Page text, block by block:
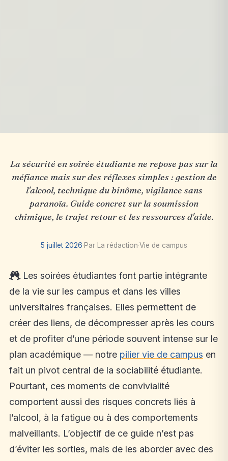
La sécurité en soirée étudiante ne repose pas sur la
méfiance mais sur des réflexes simples : gestion de
l'alcool, technique du binôme, vigilance sans
paranoïa. Guide concret sur la soumission
chimique, le trajet retour et les ressources d'aide.
5 juillet 2026·Par La rédaction·Vie de campus
Les soirées étudiantes font partie intégrante
de la vie sur les campus et dans les villes
universitaires françaises. Elles permettent de
créer des liens, de décompresser après les cours
et de profiter d’une période souvent intense sur le
plan académique — notre pilier vie de campus en
fait un pivot central de la sociabilité étudiante.
Pourtant, ces moments de convivialité
comportent aussi des risques concrets liés à
l’alcool, à la fatigue ou à des comportements
malveillants. L’objectif de ce guide n’est pas
d’éviter les sorties, mais de les aborder avec des